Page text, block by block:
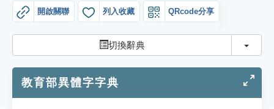
貓頭鷹博士
開啟關聯 列入收藏 QRcode分享
切換辭典 切換
教育部異體字字典